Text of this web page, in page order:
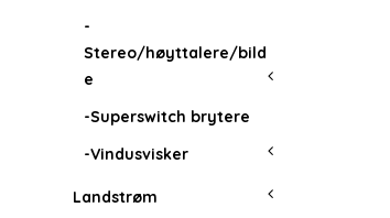
-
Stereo/høyttalere/bild
e
-Superswitch brytere
-Vindusvisker
Landstrøm